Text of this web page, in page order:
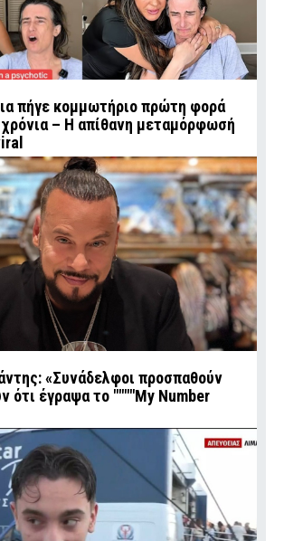
πήγε κομμωτήριο πρώτη φορά
– Η απίθανη μεταμόρφωσή
«Συνάδελφοι προσπαθούν
ότι έγραψα το """"My Number